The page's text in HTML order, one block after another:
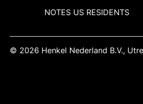
NOTES US RESIDENTS
© 2026 Henkel Nederland B.V.,